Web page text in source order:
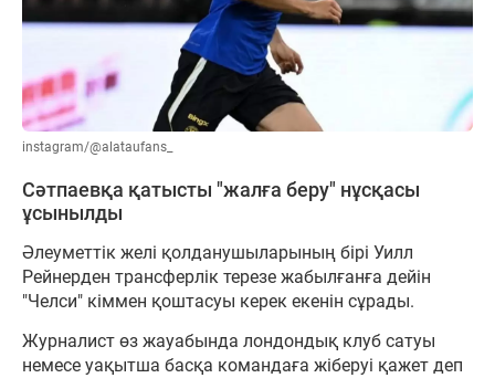
instagram/@alataufans_
Сәтпаевқа қатысты "жалға беру" нұсқасы
ұсынылды
Әлеуметтік желі қолданушыларының бірі Уилл
Рейнерден трансферлік терезе жабылғанға дейін
"Челси" кіммен қоштасуы керек екенін сұрады.
Журналист өз жауабында лондондық клуб сатуы
немесе уақытша басқа командаға жіберуі қажет деп